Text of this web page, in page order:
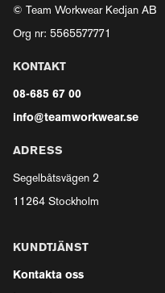
© Team Workwear Kedjan AB
Org nr: 5565577771
KONTAKT
08-685 67 00
info@teamworkwear.se
ADRESS
Segelbåtsvägen 2
11264 Stockholm
KUNDTJÄNST
Kontakta oss